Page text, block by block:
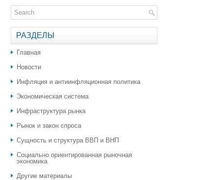
РАЗДЕЛЫ
Главная
Новости
Инфляция и антиинфляционная политика
Экономическая система
Инфраструктура рынка
Рынок и закон спроса
Сущность и структура ВВП и ВНП
Социально ориентированная рыночная
экономика
Другие материалы